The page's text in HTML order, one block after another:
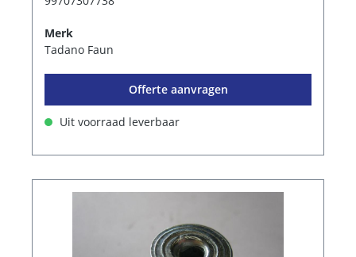
Merk
Tadano Faun
Offerte aanvragen
Uit voorraad leverbaar